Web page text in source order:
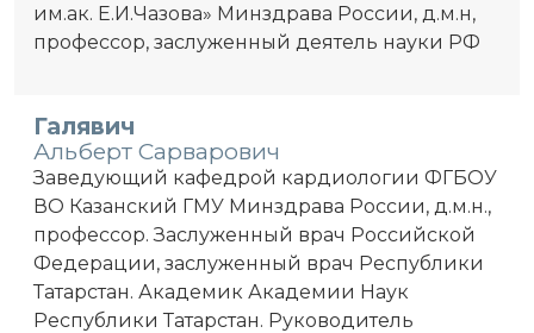
им.ак. Е.И.Чазова» Минздрава России, д.м.н,
профессор, заслуженный деятель науки РФ
Галявич
Альберт Сарварович
Заведующий кафедрой кардиологии ФГБОУ
ВО Казанский ГМУ Минздрава России, д.м.н.,
профессор. Заслуженный врач Российской
Федерации, заслуженный врач Республики
Татарстан. Академик Академии Наук
Республики Татарстан. Руководитель